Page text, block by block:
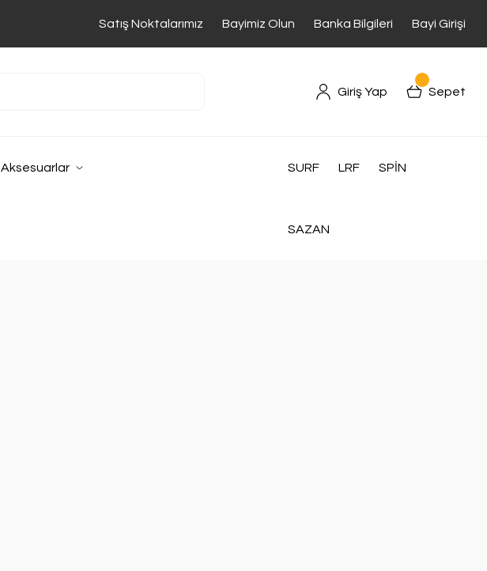
Satış Noktalarımız Bayimiz Olun Banka Bilgileri Bayi Girişi
Giriş Yap Sepet
Aksesuarlar SURF LRF SPİN
SAZAN